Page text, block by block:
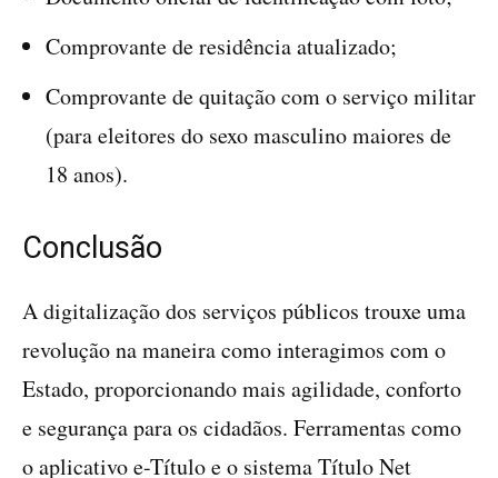
Comprovante de residência atualizado;
Comprovante de quitação com o serviço militar
(para eleitores do sexo masculino maiores de
18 anos).
Conclusão
A digitalização dos serviços públicos trouxe uma
revolução na maneira como interagimos com o
Estado, proporcionando mais agilidade, conforto
e segurança para os cidadãos. Ferramentas como
o aplicativo e-Título e o sistema Título Net